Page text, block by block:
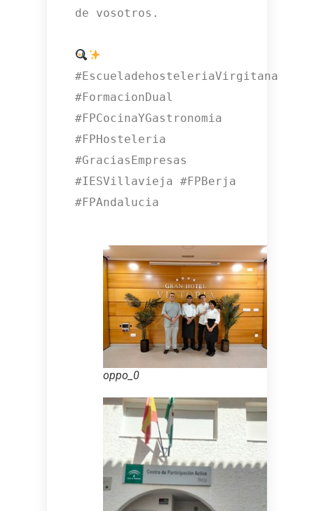
de vosotros.
#EscueladehosteleriaVirgitana
#FormacionDual
#FPCocinaYGastronomia
#FPHosteleria
#GraciasEmpresas
#IESVillavieja #FPBerja
#FPAndalucia
oppo_0